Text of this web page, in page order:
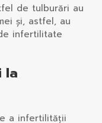
de tulburări au
și, astfel, au
infertilitate
la
a infertilității